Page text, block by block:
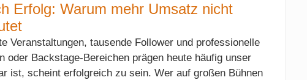
Erfolg: Warum mehr Umsatz nicht
Veranstaltungen, tausende Follower und professionelle
oder Backstage-Bereichen prägen heute häufig unser
ist, scheint erfolgreich zu sein. Wer auf großen Bühnen